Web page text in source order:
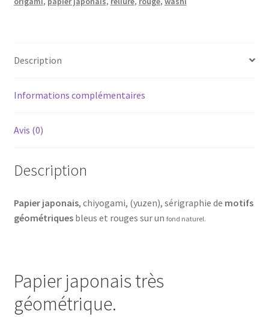
naturel,
géométriques
et
Description
Informations complémentaires
Avis (0)
Description
Papier japonais, chiyogami, (yuzen), sérigraphie de motifs
géométriquesbleus et rouges sur un fond naturel.
Papier japonais très
géométrique.